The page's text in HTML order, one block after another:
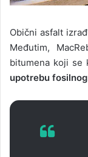
Obični asfalt
Međutim,
bitumena koji se
upotrebu